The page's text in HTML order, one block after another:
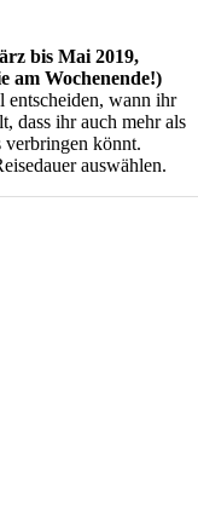
bis Mai 2019,
am Wochenende!)
entscheiden, wann ihr
dass ihr auch mehr als
verbringen könnt.
auswählen.